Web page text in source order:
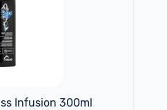
Infusion 300ml